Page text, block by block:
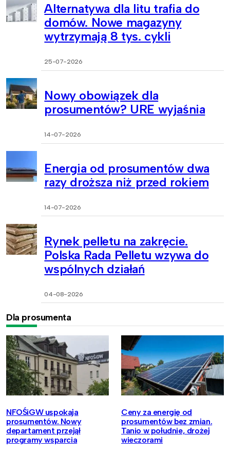
Alternatywa dla litu trafia do
domów. Nowe magazyny
wytrzymają 8 tys. cykli
25-07-2026
Nowy obowiązek dla
prosumentów? URE wyjaśnia
14-07-2026
Energia od prosumentów dwa
razy droższa niż przed rokiem
14-07-2026
Rynek pelletu na zakręcie.
Polska Rada Pelletu wzywa do
wspólnych działań
04-08-2026
Dla prosumenta
NFOŚiGW uspokaja
prosumentów. Nowy
departament przejął
programy wsparcia
Ceny za energię od
prosumentów bez zmian.
Tanio w południe, drożej
wieczorami